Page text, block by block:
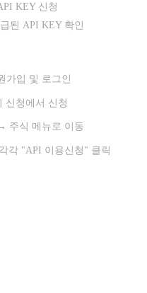
KEY 신청
된 API KEY 확인
가입 및 로그인
신청에서 신청
주식 메뉴로 이동
각 "API 이용신청" 클릭